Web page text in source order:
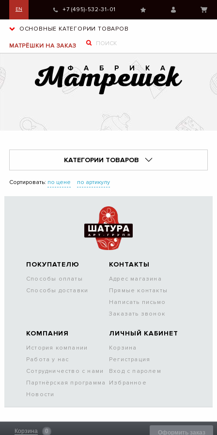
EN +7 (495)-532-31-01
ОСНОВНЫЕ КАТЕГОРИИ ТОВАРОВ
МАТРЁШКИ НА ЗАКАЗ
КАТЕГОРИИ ТОВАРОВ
Сортировать: по цене по артикулу
ПОКУПАТЕЛЮ
Способы оплаты
Способы доставки
КОНТАКТЫ
Адрес магазина
Прямые контакты
Написать письмо
Заказать звонок
КОМПАНИЯ
История компании
Работа у нас
Сотрудничество с нами
Партнёрская программа
Новости
ЛИЧНЫЙ КАБИНЕТ
Корзина
Регистрация
Вход с паролем
Избранное
Корзина 0 Оформить заказ